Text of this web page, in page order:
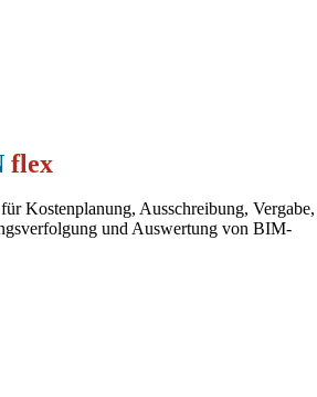
flex
Kostenplanung, Ausschreibung, Vergabe,
und Auswertung von BIM-